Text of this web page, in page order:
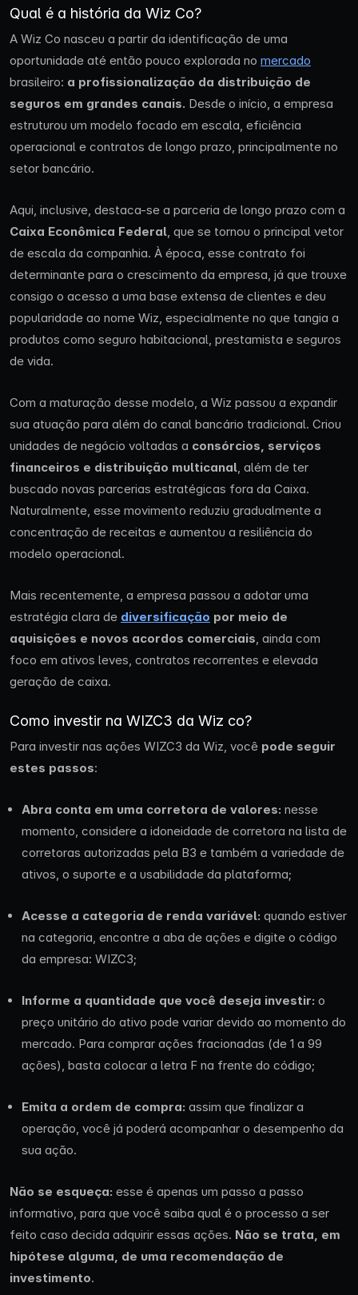
Qual é a história da Wiz Co?
A Wiz Co nasceu a partir da identificação de uma
oportunidade até então pouco explorada no mercado
brasileiro: a profissionalização da distribuição de
seguros em grandes canais. Desde o início, a empresa
estruturou um modelo focado em escala, eficiência
operacional e contratos de longo prazo, principalmente no
setor bancário.
Aqui, inclusive, destaca-se a parceria de longo prazo com a
Caixa Econômica Federal , que se tornou o principal vetor
de escala da companhia. À época, esse contrato foi
determinante para o crescimento da empresa, já que trouxe
consigo o acesso a uma base extensa de clientes e deu
popularidade ao nome Wiz, especialmente no que tangia a
produtos como seguro habitacional, prestamista e seguros
de vida.
Com a maturação desse modelo, a Wiz passou a expandir
sua atuação para além do canal bancário tradicional. Criou
unidades de negócio voltadas a consórcios, serviços
financeiros e distribuição multicanal , além de ter
buscado novas parcerias estratégicas fora da Caixa.
Naturalmente, esse movimento reduziu gradualmente a
concentração de receitas e aumentou a resiliência do
modelo operacional.
Mais recentemente, a empresa passou a adotar uma
estratégia clara de diversificação por meio de
aquisições e novos acordos comerciais , ainda com
foco em ativos leves, contratos recorrentes e elevada
geração de caixa.
Como investir na WIZC3 da Wiz co?
Para investir nas ações WIZC3 da Wiz, você pode seguir
estes passos:
Abra conta em uma corretora de valores: nesse
momento, considere a idoneidade de corretora na lista de
corretoras autorizadas pela B3 e também a variedade de
ativos, o suporte e a usabilidade da plataforma;
Acesse a categoria de renda variável: quando estiver
na categoria, encontre a aba de ações e digite o código
da empresa: WIZC3;
Informe a quantidade que você deseja investir: o
preço unitário do ativo pode variar devido ao momento do
mercado. Para comprar ações fracionadas (de 1 a 99
ações), basta colocar a letra F na frente do código;
Emita a ordem de compra: assim que finalizar a
operação, você já poderá acompanhar o desempenho da
sua ação.
Não se esqueça: esse é apenas um passo a passo
informativo, para que você saiba qual é o processo a ser
feito caso decida adquirir essas ações. Não se trata, em
hipótese alguma, de uma recomendação de
investimento.